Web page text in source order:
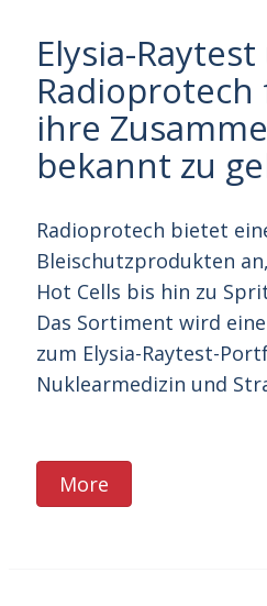
Elysia-
ihre
bekannt zu
Radioprotech bietet
Bleischutzprodukten
Hot Cells bis hin zu
Das Sortiment wird
zum Elysia-Raytest-
Nuklearmedizin und
More